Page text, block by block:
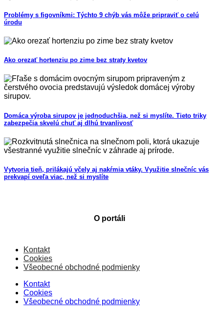
Problémy s figovníkmi: Týchto 9 chýb vás môže pripraviť o celú
úrodu
Ako orezať hortenziu po zime bez straty kvetov
Domáca výroba sirupov je jednoduchšia, než si myslíte. Tieto triky
zabezpečia skvelú chuť aj dlhú trvanlivosť
Vytvoria tieň, prilákajú včely aj nakŕmia vtáky. Využitie slnečníc vás
prekvapí oveľa viac, než si myslíte
O portáli
Kontakt
Cookies
Všeobecné obchodné podmienky
Kontakt
Cookies
Všeobecné obchodné podmienky